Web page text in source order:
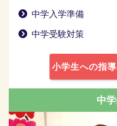
中学入学準備
中学受験対策
小学生への指
中